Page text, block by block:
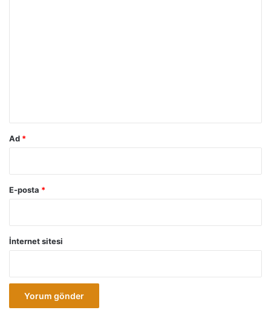
Ad *
E-posta *
İnternet sitesi